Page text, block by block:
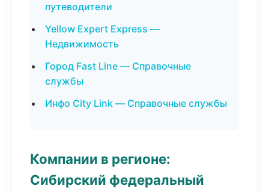
путеводители
Yellow Expert Express —
Недвижимость
Город Fast Line — Справочные
службы
Инфо City Link — Справочные службы
Компании в регионе:
Сибирский федеральный